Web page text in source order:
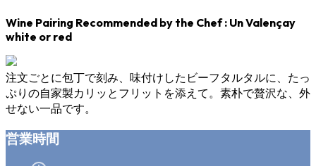
Wine Pairing Recommended by the Chef : UnValençay
white or red
注文ごとに包丁で刻み、味付けしたビーフタルタルに、たっ
ぷりの自家製カリッとフリットを添えて。素朴で贅沢な、外
せない一品です。
営業時間